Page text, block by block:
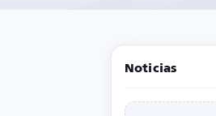
Noticias